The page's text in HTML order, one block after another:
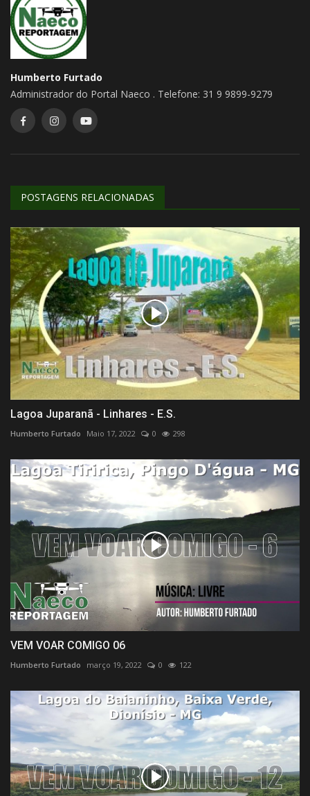
Humberto Furtado
Administrador do Portal Naeco . Telefone: 31 9 9899-9279
POSTAGENS RELACIONADAS
Lagoa Juparanã - Linhares - E.S.
Humberto Furtado Maio 17, 2022 0 298
VEM VOAR COMIGO 06
Humberto Furtado março 19, 2022 0 122